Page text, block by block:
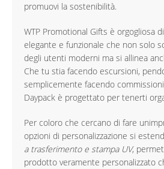
promuovi la sostenibilità.
WTP Promotional Gifts è orgogliosa
elegante e funzionale che non solo
degli utenti moderni ma si allinea
Che tu stia facendo escursioni,
semplicemente facendo
Daypack è progettato per tenerti
Per coloro che cercano di fare
opzioni di personalizzazione si
a trasferimento e stampa UV,
prodotto veramente personalizzato